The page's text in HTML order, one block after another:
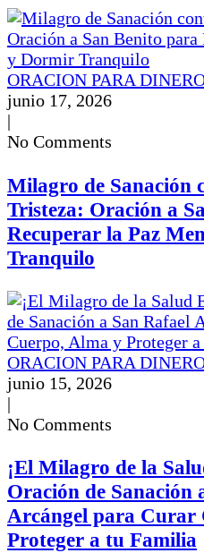
ORACION PARA
junio 17, 2026
|
No Comments
Milagro de Sanación
Tristeza: Oración a
Recuperar la Paz
Tranquilo
ORACION PARA
junio 15, 2026
|
No Comments
¡El Milagro de la
Oración de Sanación
Arcángel para Curar
Proteger a tu Familia